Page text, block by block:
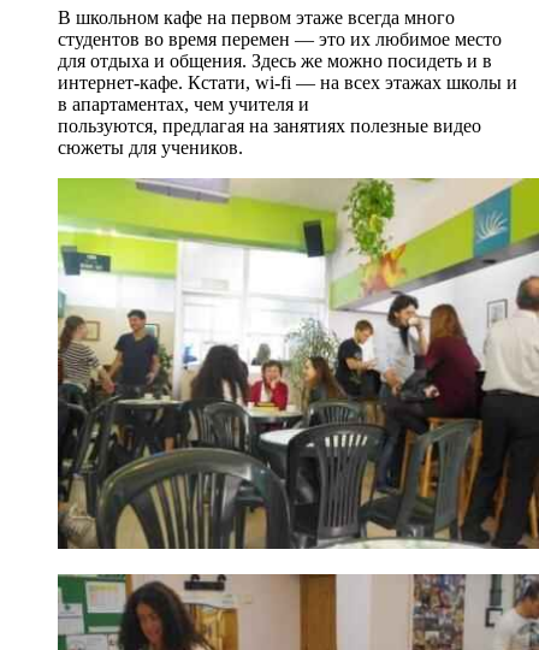
В школьном кафе на первом этаже всегда много
студентов во время перемен — это их любимое место
для отдыха и общения. Здесь же можно посидеть и в
интернет-кафе. Кстати, wi-fi — на всех этажах школы и
в апартаментах, чем учителя и
пользуются, предлагая на занятиях полезные видео
сюжеты для учеников.